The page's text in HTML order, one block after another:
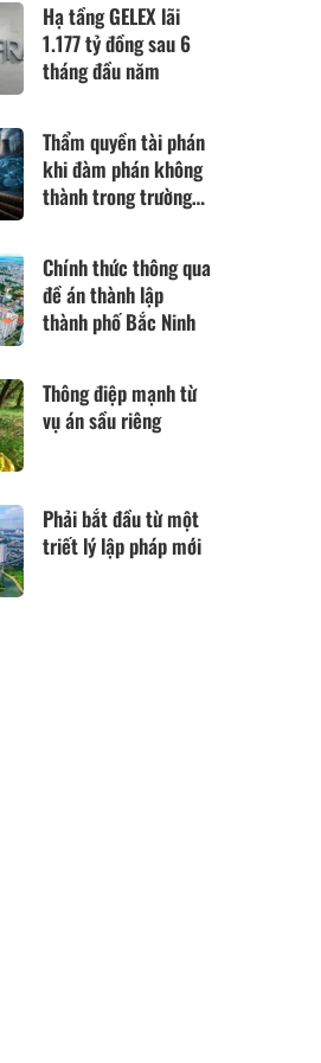
Hạ tầng GELEX lãi
1.177 tỷ đồng sau 6
tháng đầu năm
Thẩm quyền tài phán
khi đàm phán không
thành trong trường
đổi cơ bản theo Điều
420 Bộ luật Dân sự
năm 2015
Chính thức thông qua
đề án thành lập
thành phố Bắc Ninh
Thông điệp mạnh từ
vụ án sầu riêng
Phải bắt đầu từ một
triết lý lập pháp mới